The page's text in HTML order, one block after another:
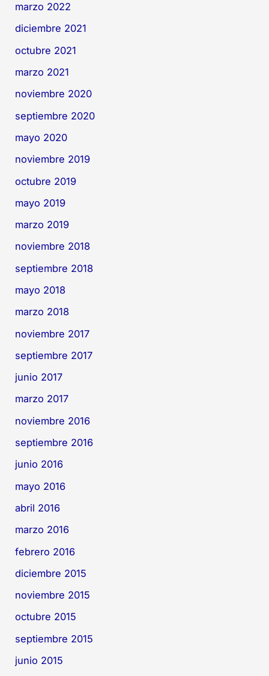
marzo 2022
diciembre 2021
octubre 2021
marzo 2021
noviembre 2020
septiembre 2020
mayo 2020
noviembre 2019
octubre 2019
mayo 2019
marzo 2019
noviembre 2018
septiembre 2018
mayo 2018
marzo 2018
noviembre 2017
septiembre 2017
junio 2017
marzo 2017
noviembre 2016
septiembre 2016
junio 2016
mayo 2016
abril 2016
marzo 2016
febrero 2016
diciembre 2015
noviembre 2015
octubre 2015
septiembre 2015
junio 2015